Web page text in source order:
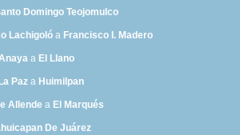
Domingo Teojomulco
Lachigoló a Francisco I. Madero
a El Llano
Paz a Huimilpan
Allende a El Marqués
De Juárez